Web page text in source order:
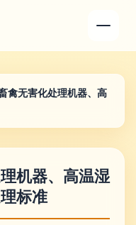
禽无害化处理机器、高
机器、高温湿
标准